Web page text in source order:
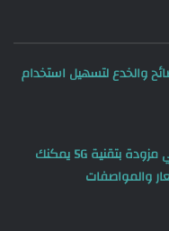
النصائح والخدع لتسهيل استخدام
أفضل هواتف شاومي مزودة بتقنية 5G يمكنك
والمواصفات